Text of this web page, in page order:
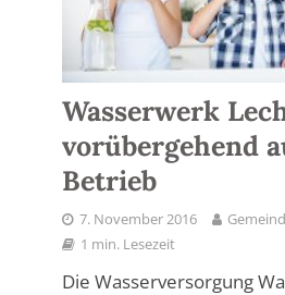
Wasserwerk
vorübergehend
Betrieb
7. November 2016
1 min. Lesezeit
Die Wasserversorgung